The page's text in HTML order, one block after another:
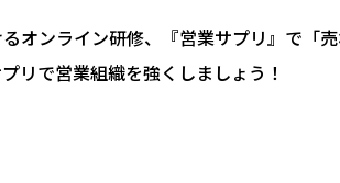
オンライン研修、『営業サプリ』で「
リで営業組織を強くしましょう！